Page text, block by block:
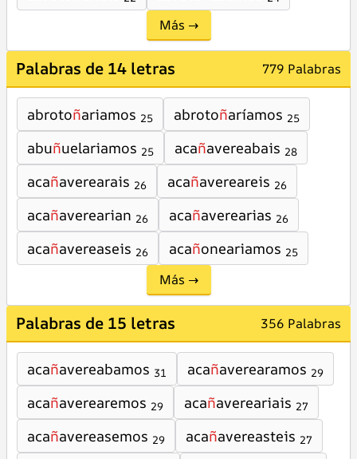
Más →
Palabras de 14 letras 779 Palabras
abrotoñariamos 25 abrotoñaríamos 25
abuñuelariamos 25 acañavereabais 28
acañaverearais 26 acañavereareis 26
acañaverearian 26 acañaverearias 26
acañavereaseis 26 acañoneariamos 25
Más →
Palabras de 15 letras 356 Palabras
acañavereabamos 31 acañaverearamos 29
acañaverearemos 29 acañavereariais 27
acañavereasemos 29 acañavereasteis 27